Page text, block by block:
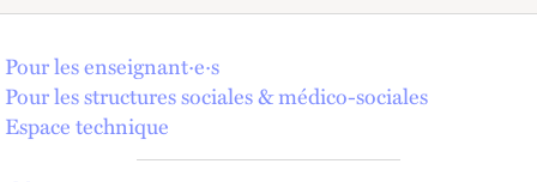
Pour les enseignant·e·s
Pour les structures sociales & médico-sociales
Espace technique